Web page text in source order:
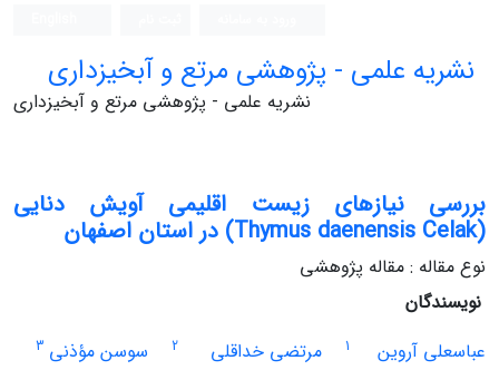
نشریه علمی - پژوهشی مرتع و آبخیزداری
نشریه علمی - پژوهشی مرتع و آبخیزداری
بررسی نیازهای زیست اقلیمی آویش دنایی
(Thymus daenensis Celak) در استان اصفهان
نوع مقاله : مقاله پژوهشی
نویسندگان
عباسعلی آروین
1 مرتضی خداقلی 2 سوسن مؤذنی 3